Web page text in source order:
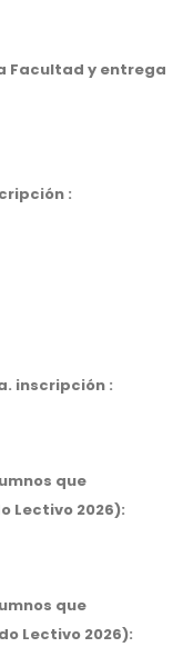
Facultad y entrega
:
inscripción :
que
Lectivo 2026):
que
Lectivo 2026):